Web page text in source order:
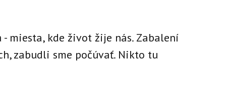
miesta, kde život žije nás. Zabalení
zabudli sme počúvať. Nikto tu